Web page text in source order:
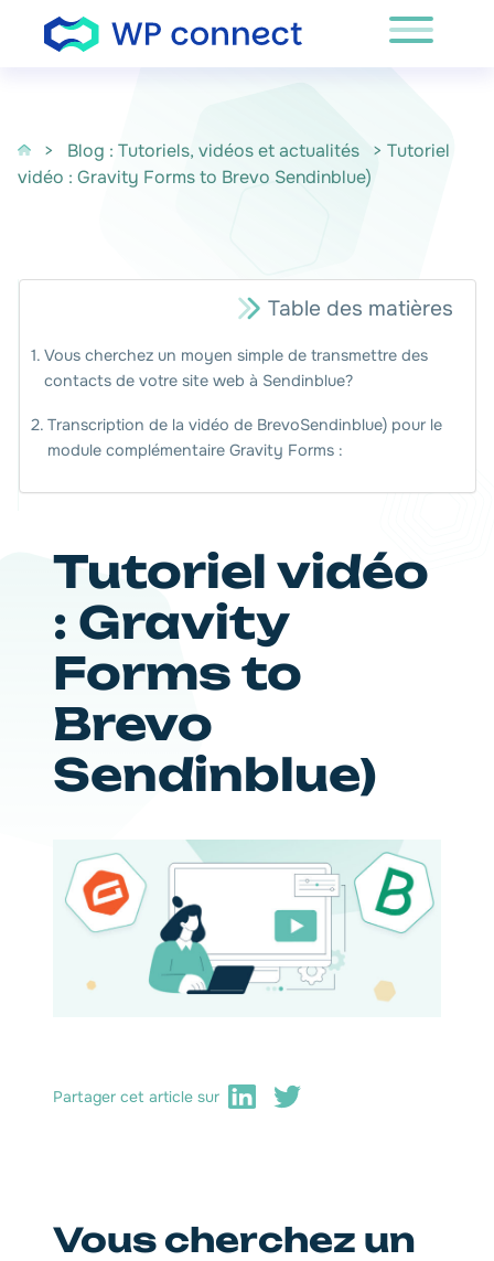
Passer au contenu
> Blog : Tutoriels, vidéos et actualités
> Tutoriel
vidéo : Gravity Forms to Brevo Sendinblue)
Tutoriel vidéo
: Gravity
Forms to
Brevo
Sendinblue)
Partager cet article sur
Vous cherchez un
Table des matières
Vous cherchez un moyen simple de transmettre des
contacts de votre site web à Sendinblue?
Transcription de la vidéo de BrevoSendinblue) pour le
module complémentaire Gravity Forms :